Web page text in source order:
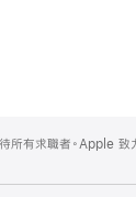
有求職者。Apple 致